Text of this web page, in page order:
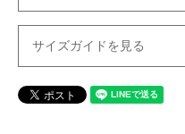
サイズガイドを見る